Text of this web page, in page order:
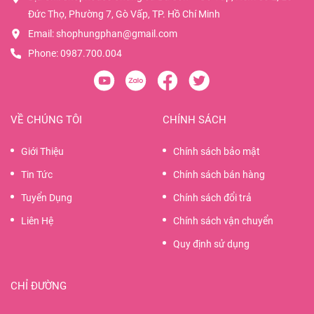
Đức Thọ, Phường 7, Gò Vấp, TP. Hồ Chí Minh
Email: shophungphan@gmail.com
Phone:0987.700.004
VỀ CHÚNG TÔI
Giới Thiệu
Tin Tức
Tuyển Dụng
Liên Hệ
CHÍNH SÁCH
Chính sách bảo mật
Chính sách bán hàng
Chính sách đổi trả
Chính sách vận chuyển
Quy định sử dụng
CHỈ ĐƯỜNG